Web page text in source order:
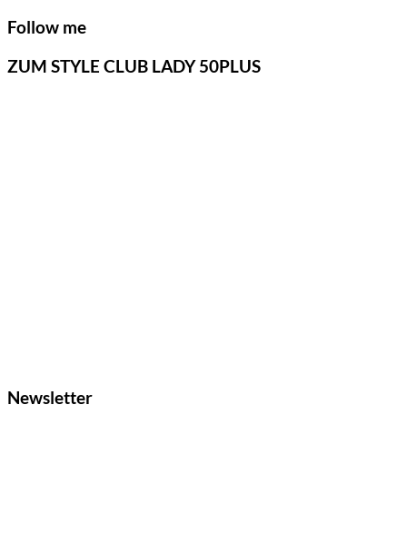
Follow me
ZUM STYLE CLUB LADY 50PLUS
Newsletter